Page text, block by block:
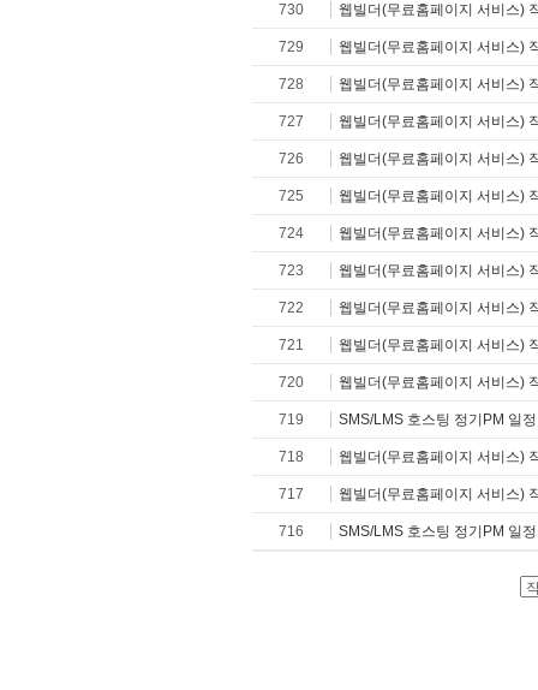
730 웹빌더(무료홈페이지 서비스)
729 웹빌더(무료홈페이지 서비스)
728 웹빌더(무료홈페이지 서비스)
727 웹빌더(무료홈페이지 서비스)
726 웹빌더(무료홈페이지 서비스)
725 웹빌더(무료홈페이지 서비스)
724 웹빌더(무료홈페이지 서비스)
723 웹빌더(무료홈페이지 서비스)
722 웹빌더(무료홈페이지 서비스)
721 웹빌더(무료홈페이지 서비스)
720 웹빌더(무료홈페이지 서비스)
719 SMS/LMS 호스팅 정기PM 일
718 웹빌더(무료홈페이지 서비스)
717 웹빌더(무료홈페이지 서비스)
716 SMS/LMS 호스팅 정기PM 일